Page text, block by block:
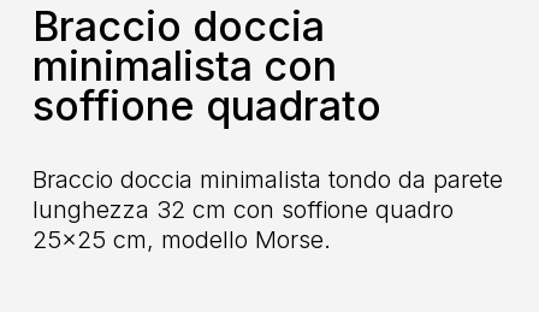
Braccio doccia
minimalista con
soffione quadrato
Braccio doccia minimalista tondo da parete
lunghezza 32 cm con soffione quadro
25×25 cm, modello Morse.